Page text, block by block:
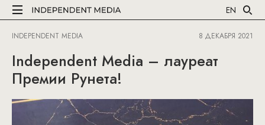
EN
INDEPENDENT MEDIA 8 ДЕКАБРЯ 2021
Independent Media – лауреат
Премии Рунета!